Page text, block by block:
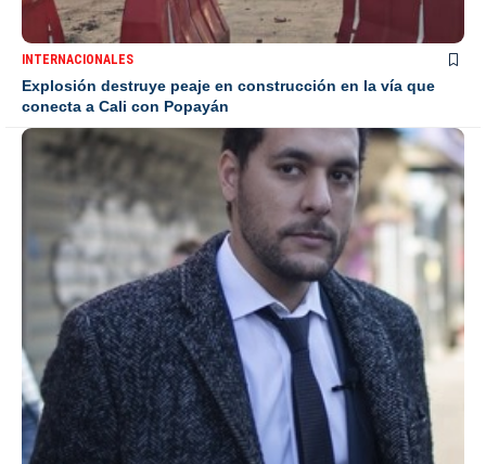
INTERNACIONALES
Explosión destruye peaje en construcción en la vía que
conecta a Cali con Popayán